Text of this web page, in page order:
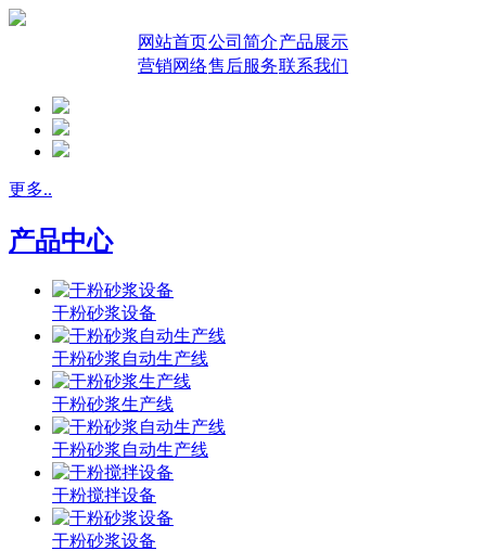
网站首页公司简介产品展示
营销网络售后服务联系我们
更多..
产品中心
干粉砂浆设备
干粉砂浆自动生产线
干粉砂浆生产线
干粉砂浆自动生产线
干粉搅拌设备
干粉砂浆设备